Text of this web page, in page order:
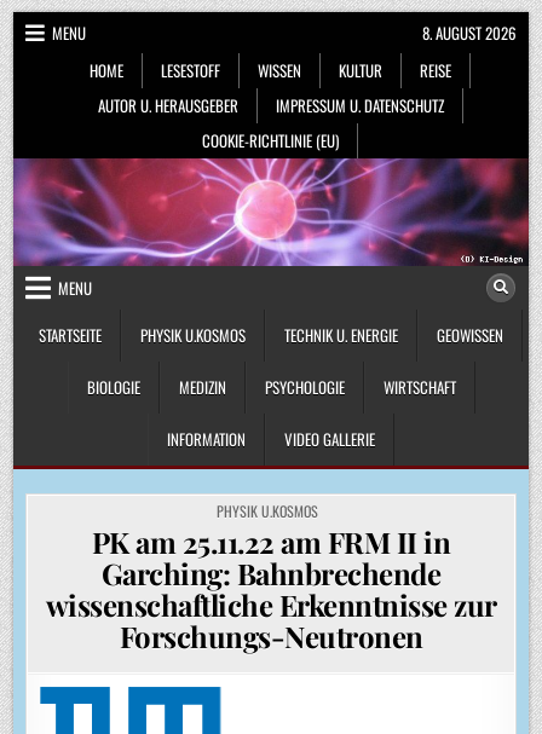
Skip
to
content
MENU
HOME
LESESTOFF WISSEN KULTUR
REISE
AUTOR U. HERAUSGEBER
IMPRESSUM U. DATENSCHUTZ
COOKIE-RICHTLINIE (EU)
8. AUGUST 2026
MENU
STARTSEITE
PHYSIK U.KOSMOS TECHNIK U. ENERGIE GEOWISSEN
BIOLOGIE MEDIZIN PSYCHOLOGIE WIRTSCHAFT
INFORMATION VIDEO GALLERIE
POSTED
IN
PHYSIK U.KOSMOS
PK am 25.11.22 am FRM II in
Garching: Bahnbrechende
wissenschaftliche Erkenntnisse zur
Forschungs-Neutronen